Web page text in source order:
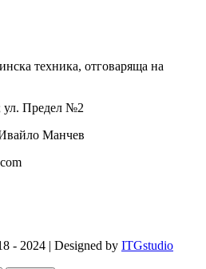
техника, отговаряща на
ул. Предел №2
Манчев
- 2024 | Designed by ITGstudio